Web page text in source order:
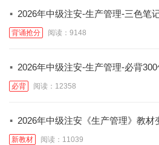
· 2026年中级注安-生产管理-三色笔
背诵抢分 阅读：9148
· 2026年中级注安-生产管理-必背300
必背 阅读：12358
· 2026年中级注安《生产管理》教材
新教材 阅读：11039